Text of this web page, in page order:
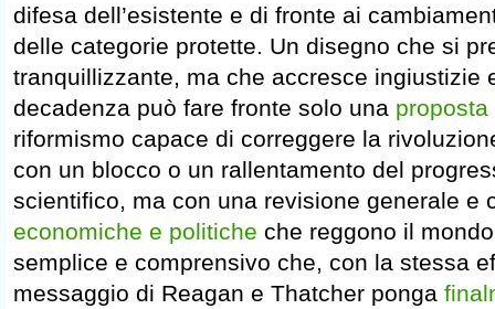
difesa dell’esistente e di fronte ai
delle categorie protette. Un disegno che si
tranquillizzante, ma che accresce ingiustizie
decadenza può fare fronte solo una
riformismo capace di correggere la
con un blocco o un rallentamento del
scientifico, ma con una revisione generale e
economiche e politiche che reggono il
semplice e comprensivo che, con la stessa
messaggio di Reagan e Thatcher ponga